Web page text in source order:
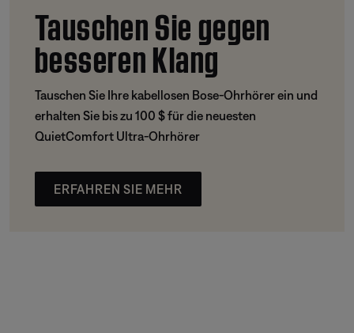
Tauschen Sie gegen
besseren Klang
Tauschen Sie Ihre kabellosen Bose-Ohrhörer ein und
erhalten Sie bis zu 100 $ für die neuesten
QuietComfort Ultra-Ohrhörer
ERFAHREN SIE MEHR